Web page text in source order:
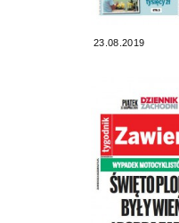
23.08.2019